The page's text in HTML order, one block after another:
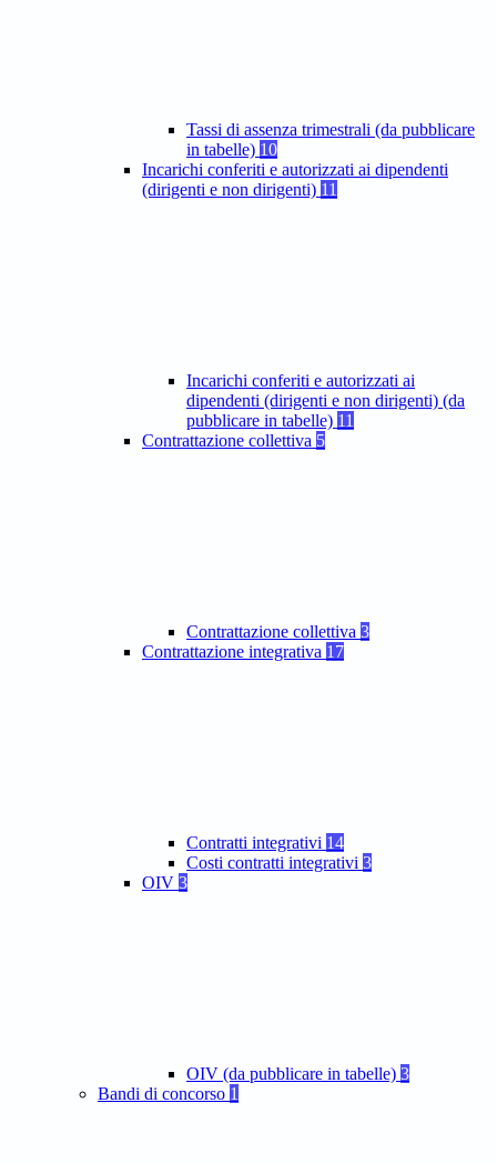
Tassi di assenza trimestrali (da pubblicare
in tabelle) 10
Incarichi conferiti e autorizzati ai dipendenti
(dirigenti e non dirigenti) 11
Incarichi conferiti e autorizzati ai
dipendenti (dirigenti e non dirigenti) (da
pubblicare in tabelle) 11
Contrattazione collettiva 5
Contrattazione collettiva 3
Contrattazione integrativa 17
Contratti integrativi 14
Costi contratti integrativi 3
OIV 3
OIV (da pubblicare in tabelle) 3
Bandi di concorso 1